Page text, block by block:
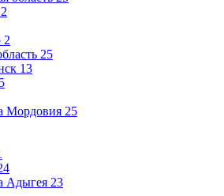
2
25
13
5
Мордовия 25
Адыгея 23